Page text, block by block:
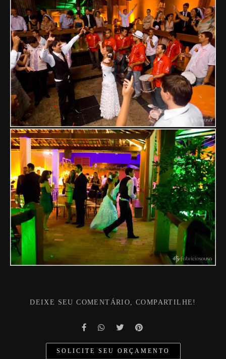
DEIXE SEU COMENTÁRIO, COMPARTILHE!
SOLICITE SEU ORÇAMENTO